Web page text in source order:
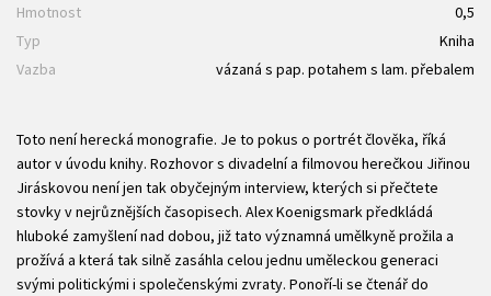
Hmotnost
0,5
Typ
Kniha
Vazba
vázaná s pap. potahem s lam. přebalem
Toto není herecká monografie. Je to pokus o portrét člověka, říká
autor v úvodu knihy. Rozhovor s divadelní a filmovou herečkou Jiřinou
Jiráskovou není jen tak obyčejným interview, kterých si přečtete
stovky v nejrůznějších časopisech. Alex Koenigsmark předkládá
hluboké zamyšlení nad dobou, již tato významná umělkyně prožila a
prožívá a která tak silně zasáhla celou jednu uměleckou generaci
svými politickými i společenskými zvraty. Ponoří-li se čtenář do